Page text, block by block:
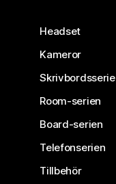
Headset
Kameror
Skrivbordsserie
Room-serien
Board-serien
Telefonserien
Tillbehör